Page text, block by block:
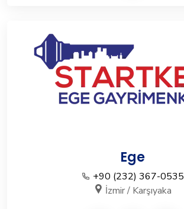
Ege
+90 (232) 367-0535
İzmir / Karşıyaka